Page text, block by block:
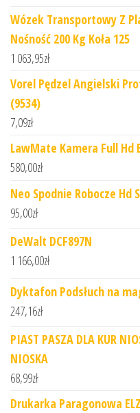
Wózek Transportowy Z
Nośność 200 Kg Koła 125
1 063,95zł
Vorel Pędzel Angielski
(9534)
7,09zł
LawMate Kamera Full Hd
580,00zł
Neo Spodnie Robocze Hd
95,00zł
DeWalt DCF897N
1 166,00zł
Dyktafon Podsłuch na
247,16zł
PIAST PASZA DLA KUR
NIOSKA
68,99zł
Drukarka Paragonowa